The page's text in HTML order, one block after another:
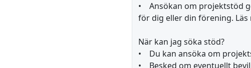
• Ansökan om projektstöd
för dig eller din förening.
När kan jag söka stöd?
• Du kan ansöka om
• Besked om eventuellt